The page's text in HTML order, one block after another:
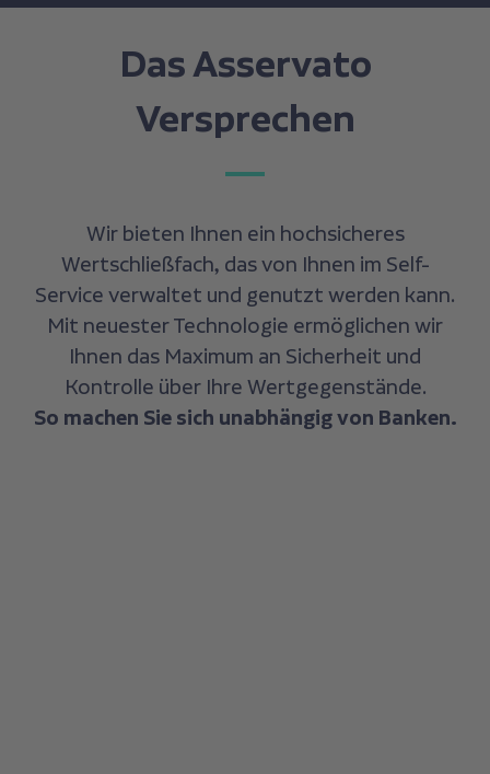
Das Asservato
Versprechen
Wir bieten Ihnen ein hochsicheres
Wertschließfach, das von Ihnen im Self-
Service verwaltet und genutzt werden kann.
Mit neuester Technologie ermöglichen wir
Ihnen das Maximum an Sicherheit und
Kontrolle über Ihre Wertgegenstände.
So machen Sie sich unabhängig von Banken.